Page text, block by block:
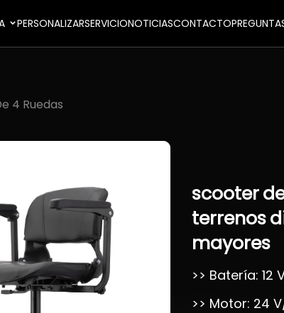
PERSONALIZARSERVICIONOTICIASCONTACTO
4 Ruedas
scooter
terrenos
mayores
>> Batería:
>> Motor: 24